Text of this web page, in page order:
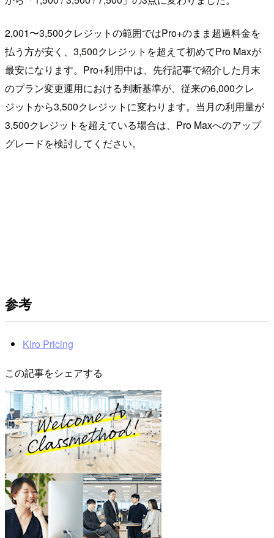
2,001〜3,500クレジットの範囲ではPro+のまま超過料金を
払う方が安く、3,500クレジットを超えて初めてPro Maxが
最安になります。Pro+利用中は、先行記事で紹介した月末
のプラン変更運用における判断基準が、従来の6,000クレ
ジットから3,500クレジットに変わります。当月の利用量が
3,500クレジットを超えている場合は、Pro Maxへのアップ
グレードを検討してください。
参考
Kiro Pricing
この記事をシェアする